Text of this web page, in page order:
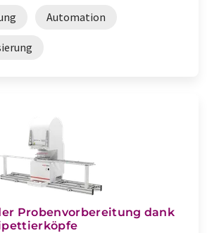
Automation
Probenvorbereitung dank